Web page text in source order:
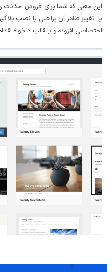
این معنی که شما برای افزودن
یا تغییر ظاهر آن براحتی با نصب
اختصاصی افزونه و یا قالب دلخواه